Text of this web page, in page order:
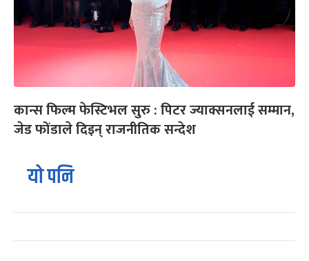
कान्स फिल्म फेस्टिभल सुरु : पिटर ज्याक्सनलाई सम्मान,
जेड फोंडाले दिइन् राजनीतिक सन्देश
यो पनि